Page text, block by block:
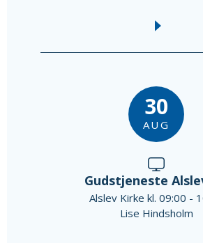
30
AUG
Gudstjeneste
Alslev Kirke kl. 09:00 -
Lise Hindsholm